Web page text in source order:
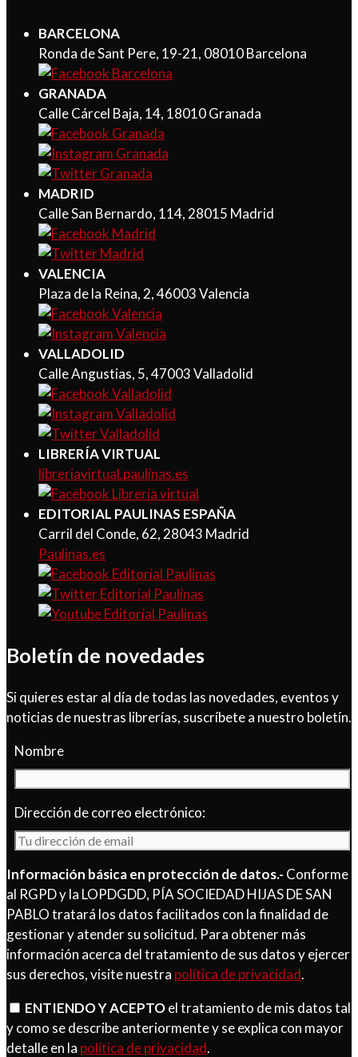
BARCELONA
Ronda de Sant Pere, 19-21, 08010 Barcelona
GRANADA
Calle Cárcel Baja, 14, 18010 Granada
MADRID
Calle San Bernardo, 114, 28015 Madrid
VALENCIA
Plaza de la Reina, 2, 46003 Valencia
VALLADOLID
Calle Angustias, 5, 47003 Valladolid
LIBRERÍA VIRTUAL
libreriavirtual.paulinas.es
EDITORIAL PAULINAS ESPAÑA
Carril del Conde, 62, 28043 Madrid
Paulinas.es
Boletín de novedades
Si quieres estar al día de todas las novedades, eventos y
noticias de nuestras librerías, suscríbete a nuestro boletín.
Nombre
Dirección de correo electrónico:
Información básica en protección de datos.- Conforme
al RGPD y la LOPDGDD, PÍA SOCIEDAD HIJAS DE SAN
PABLO tratará los datos facilitados con la finalidad de
gestionar y atender su solicitud. Para obtener más
información acerca del tratamiento de sus datos y ejercer
sus derechos, visite nuestra política de privacidad.
ENTIENDO Y ACEPTOel tratamiento de mis datos tal
y como se describe anteriormente y se explica con mayor
detalle en la política de privacidad.